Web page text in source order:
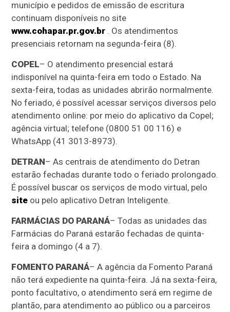
município e pedidos de emissão de escritura
continuam disponíveis no site
www.cohapar.pr.gov.br . Os atendimentos
presenciais retornam na segunda-feira (8).
COPEL– O atendimento presencial estará
indisponível na quinta-feira em todo o Estado. Na
sexta-feira, todas as unidades abrirão normalmente.
No feriado, é possível acessar serviços diversos pelo
atendimento online: por meio do aplicativo da Copel;
agência virtual; telefone (0800 51 00 116) e
WhatsApp (41 3013-8973).
DETRAN– As centrais de atendimento do Detran
estarão fechadas durante todo o feriado prolongado.
É possível buscar os serviços de modo virtual, pelo
site ou pelo aplicativo Detran Inteligente.
FARMÁCIAS DO PARANÁ– Todas as unidades das
Farmácias do Paraná estarão fechadas de quinta-
feira a domingo (4 a 7).
FOMENTO PARANÁ– A agência da Fomento Paraná
não terá expediente na quinta-feira. Já na sexta-feira,
ponto facultativo, o atendimento será em regime de
plantão, para atendimento ao público ou a parceiros